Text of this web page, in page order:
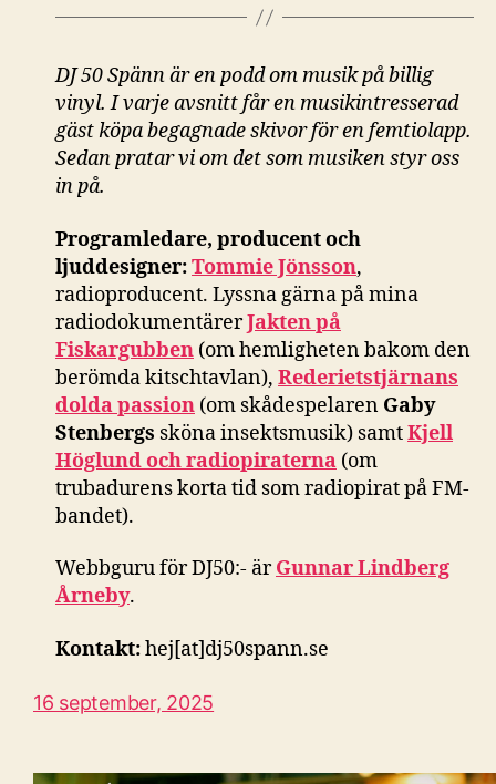
DJ 50 Spänn är en podd om musik på billig
vinyl. I varje avsnitt får en musikintresserad
gäst köpa begagnade skivor för en femtiolapp.
Sedan pratar vi om det som musiken styr oss
in på.
Programledare, producent och
ljuddesigner:Tommie Jönsson,
radioproducent. Lyssna gärna på mina
radiodokumentärerJakten på
Fiskargubben (om hemligheten bakom den
berömda kitschtavlan), Rederietstjärnans
dolda passion (om skådespelaren Gaby
Stenbergs sköna insektsmusik) samtKjell
Höglund och radiopiraterna (om
trubadurens korta tid som radiopirat på FM-
bandet).
Webbguru för DJ50:- ärGunnar Lindberg
Årneby.
Kontakt:hej[at]dj50spann.se
16 september, 2025